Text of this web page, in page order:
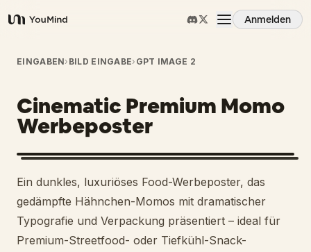
YouMind
Anmelden
Übersicht
Anwendungsfälle
Fähigkeiten
Prompts
Preise
EINGABEN› BILD EINGABE› GPT IMAGE 2
Cinematic Premium Momo
Werbeposter
Ein dunkles, luxuriöses Food-Werbeposter, das
gedämpfte Hähnchen-Momos mit dramatischer
Typografie und Verpackung präsentiert – ideal für
Premium-Streetfood- oder Tiefkühl-Snack-